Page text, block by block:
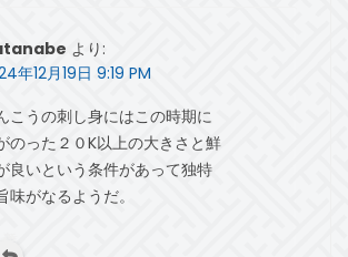
より:
年12月19日 9:19 PM
こうの刺し身にはこの時期に
のった２０K以上の大きさと鮮
良いという条件があって独特
味がなるようだ。